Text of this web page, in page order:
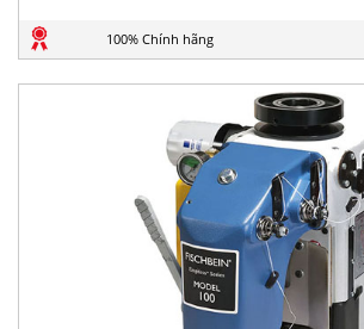
100% Chính hãng